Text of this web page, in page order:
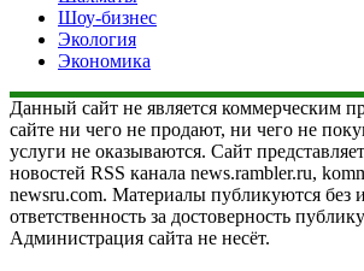
Шоу-бизнес
Экология
Экономика
Данный сайт не является коммерческим
сайте ни чего не продают, ни чего не
услуги не оказываются. Сайт
новостей RSS канала news.rambler.ru,
newsru.com. Материалы публикуются без
ответственность за достоверность
Администрация сайта не несёт.